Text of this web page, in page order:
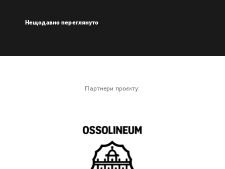
Нещодавно переглянуто
Партнери проєкту: